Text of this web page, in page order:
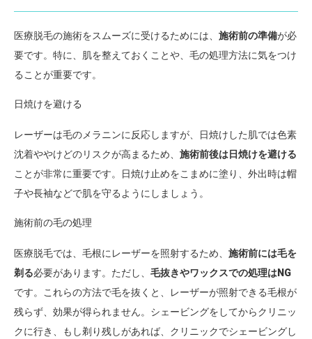
医療脱毛の施術をスムーズに受けるためには、 施術前の準備が必
要です。特に、肌を整えておくことや、毛の処理方法に気をつけ
ることが重要です。
日焼けを避ける
レーザーは毛のメラニンに反応しますが、日焼けした肌では色素
沈着ややけどのリスクが高まるため、 施術前後は日焼けを避ける
ことが非常に重要です。日焼け止めをこまめに塗り、外出時は帽
子や長袖などで肌を守るようにしましょう。
施術前の毛の処理
医療脱毛では、毛根にレーザーを照射するため、 施術前には毛を
剃る必要があります。ただし、 毛抜きやワックスでの処理はNG
です。これらの方法で毛を抜くと、レーザーが照射できる毛根が
残らず、効果が得られません。シェービングをしてからクリニッ
クに行き、もし剃り残しがあれば、クリニックでシェービングし